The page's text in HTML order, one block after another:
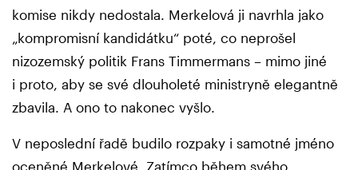
komise nikdy nedostala. Merkelová ji navrhla jako
„kompromisní kandidátku“ poté, co neprošel
nizozemský politik Frans Timmermans – mimo jiné
i proto, aby se své dlouholeté ministryně elegantně
zbavila. A ono to nakonec vyšlo.
V neposlední řadě budilo rozpaky i samotné jméno
oceněné Merkelové. Zatímco během svého